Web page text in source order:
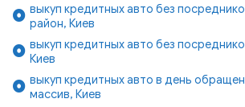
выкуп кредитных авто без
район, Киев
выкуп кредитных авто без
Киев
выкуп кредитных авто в день
массив, Киев